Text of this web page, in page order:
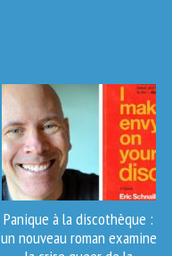
Panique à la discothèque :
un nouveau roman examine